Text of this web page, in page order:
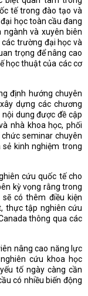
tế trong đào tạo và
học toàn cầu đang
và xuyên biên
trường đại học và
trọng để nâng cao
học thuật của các cơ
định hướng chuyên
dựng các chương
dung được đề cập
nhà khoa học, phối
seminar chuyên
kinh nghiệm trong
cứu quốc tế cho
kỳ vọng rằng trong
có thêm điều kiện
thực tập nghiên cứu
thông qua các
nâng cao năng lực
cứu khoa học
tố ngày càng cần
có nhiều biến động